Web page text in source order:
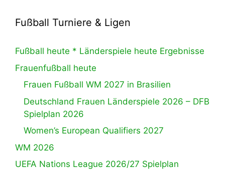
Fußball Turniere & Ligen
Fußball heute * Länderspiele heute Ergebnisse
Frauenfußball heute
Frauen Fußball WM 2027 in Brasilien
Deutschland Frauen Länderspiele 2026 – DFB
Spielplan 2026
Women’s European Qualifiers 2027
WM 2026
UEFA Nations League 2026/27 Spielplan